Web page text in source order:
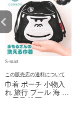
S-mart
この販売店の送料について
巾着 ポーチ 小物入
れ 旅行 プール 海 バ